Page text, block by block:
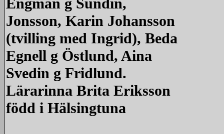
Engman g Sundin,
Jonsson, Karin Johansson
(tvilling med Ingrid), Beda
Egnell g Östlund, Aina
Svedin g Fridlund.
Lärarinna Brita Eriksson
född i Hälsingtuna